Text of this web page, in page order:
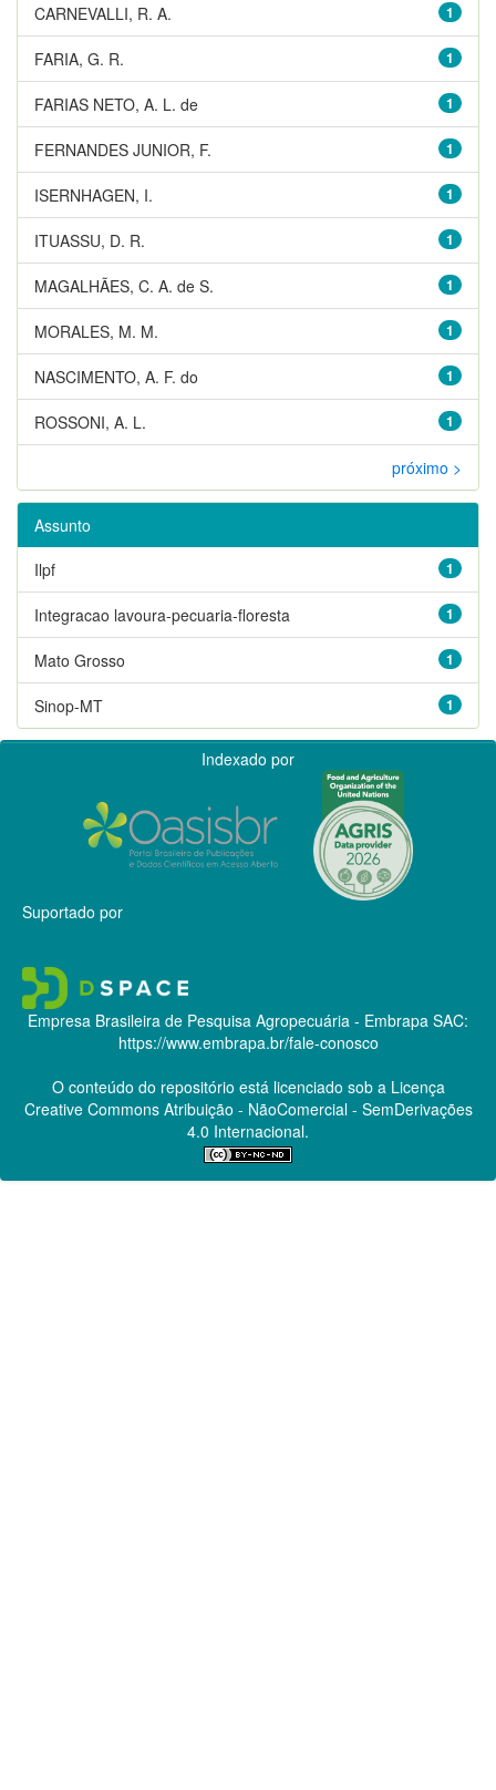
1
CARNEVALLI, R. A.
1
FARIA, G. R.
1
FARIAS NETO, A. L. de
1
FERNANDES JUNIOR, F.
1
ISERNHAGEN, I.
1
ITUASSU, D. R.
1
MAGALHÃES, C. A. de S.
1
MORALES, M. M.
1
NASCIMENTO, A. F. do
1
ROSSONI, A. L.
próximo >
Assunto
1
Ilpf
1
Integracao lavoura-pecuaria-floresta
1
Mato Grosso
1
Sinop-MT
Indexado por
Suportado por
Empresa Brasileira de Pesquisa Agropecuária - Embrapa SAC:
https://www.embrapa.br/fale-conosco
O conteúdo do repositório está licenciado sob a Licença
Creative CommonsAtribuição - NãoComercial - SemDerivações
4.0 Internacional.